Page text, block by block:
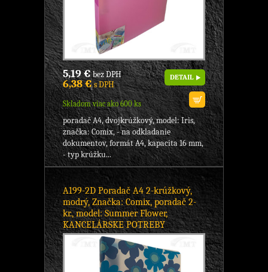
5,19 €bez DPH
6,38 €s DPH
Skladom viac ako 600 ks
DETAIL
poradač A4, dvojkrúžkový, model: Iris,
značka: Comix, - na odkladanie
dokumentov, formát A4, kapacita 16 mm,
- typ krúžku...
A199-2D Poradač A4 2-krúžkový,
modrý, Značka: Comix, poradač 2-
kr., model: Summer Flower,
KANCELÁRSKE POTREBY